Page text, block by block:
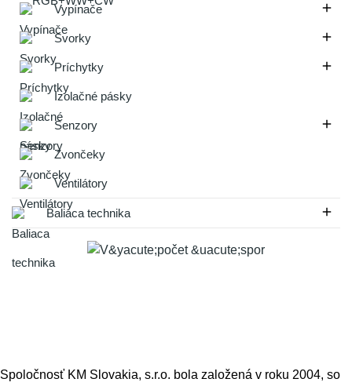
Vypínače 
Svorky 
Príchytky 
Izolačné pásky
Senzory 
Zvončeky
Ventilátory
Baliaca technika 
Spoločnosť KM Slovakia, s.r.o. bola založená v roku 2004, so